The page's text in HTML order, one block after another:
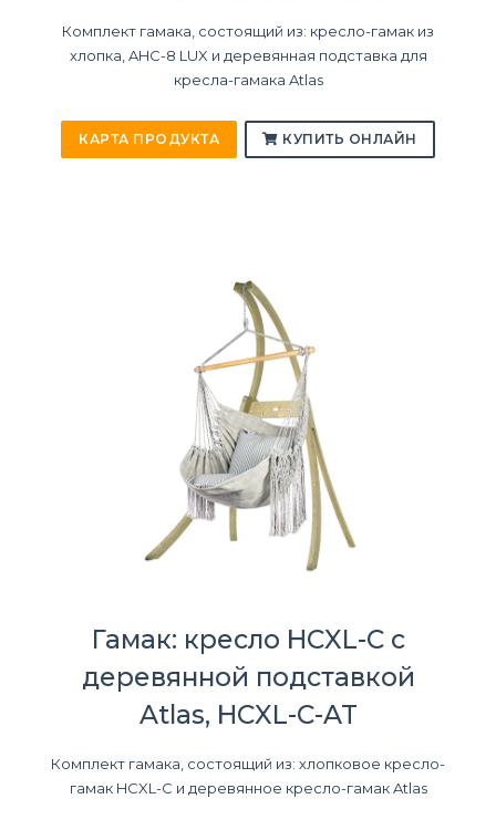
Комплект гамака, состоящий из: кресло-гамак из
хлопка, AHC-8 LUX и деревянная подставка для
кресла-гамака Atlas
КАРТА ПРОДУКТА КУПИТЬ ОНЛАЙН
Гамак: кресло HCXL-C с
деревянной подставкой
Atlas, HCXL-C-AT
Комплект гамака, состоящий из: хлопковое кресло-
гамак HCXL-C и деревянное кресло-гамак Atlas